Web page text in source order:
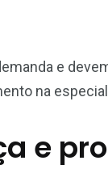
e
na
e